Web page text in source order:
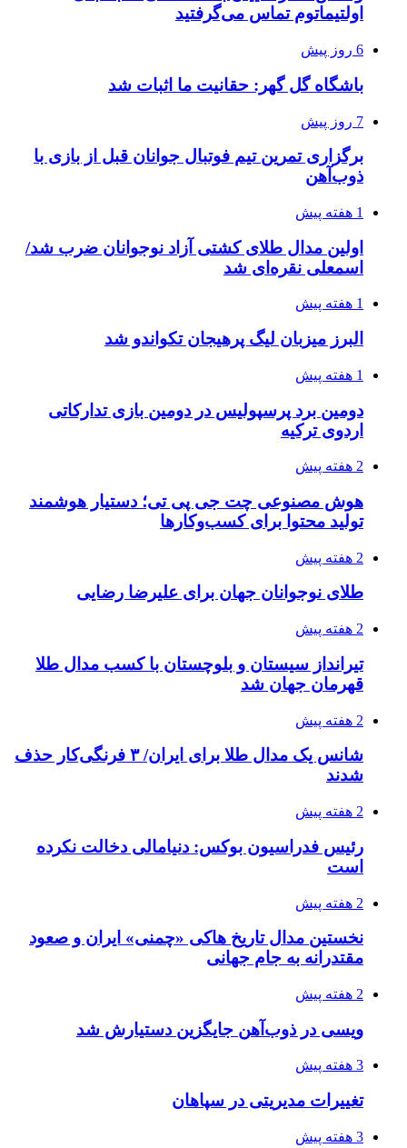
اولتیماتوم تماس می‌گرفتید
6 روز پیش
باشگاه گل گهر: حقانیت ما اثبات شد
7 روز پیش
برگزاری تمرین تیم فوتبال جوانان قبل از بازی با
ذوب‌آهن
1 هفته پیش
اولین مدال طلای کشتی آزاد نوجوانان ضرب شد/
اسمعلی نقره‌ای شد
1 هفته پیش
البرز میزبان لیگ پرهیجان تکواندو شد
1 هفته پیش
دومین برد پرسپولیس در دومین بازی تدارکاتی
اردوی ترکیه
2 هفته پیش
هوش مصنوعی چت جی پی تی؛ دستیار هوشمند
تولید محتوا برای کسب‌وکارها
2 هفته پیش
طلای نوجوانان جهان برای علیرضا رضایی
2 هفته پیش
تیرانداز سیستان و بلوچستان با کسب مدال طلا
قهرمان جهان شد
2 هفته پیش
شانس یک مدال طلا برای ایران/ ۳ فرنگی‌کار حذف
شدند
2 هفته پیش
رئیس فدراسیون بوکس: دنیامالی دخالت نکرده
است
2 هفته پیش
نخستین مدال تاریخ هاکی «چمنی» ایران و صعود
مقتدرانه به جام جهانی
2 هفته پیش
ویسی در ذوب‌آهن جایگزین دستیارش شد
3 هفته پیش
تغییرات مدیریتی در سپاهان
3 هفته پیش